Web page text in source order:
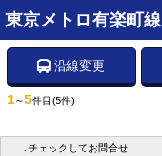
東京メトロ有楽町
沿線変更
1～5件目 (5件)
↓チェックしてお問合せ